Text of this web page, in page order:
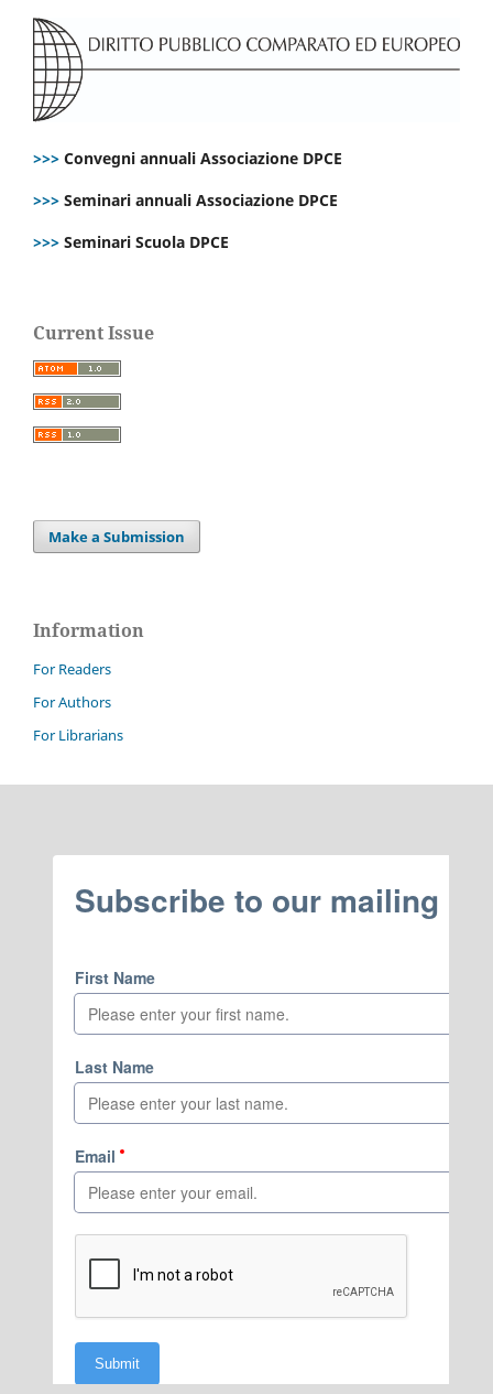
>>> Convegni annuali Associazione DPCE
>>> Seminari annuali Associazione DPCE
>>> Seminari Scuola DPCE
Current Issue
Make a Submission
Information
For Readers
For Authors
For Librarians